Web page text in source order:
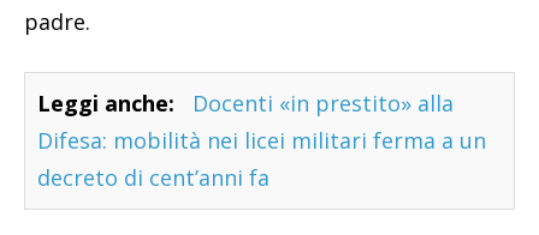
padre.
Leggi anche:
Docenti «in prestito» alla
Difesa: mobilità nei licei militari ferma a un
decreto di cent’anni fa